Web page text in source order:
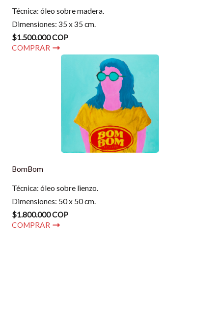
Técnica: óleo sobre madera.
Dimensiones: 35 x 35 cm.
$1.500.000 COP
COMPRAR
BomBom
Técnica: óleo sobre lienzo.
Dimensiones: 50 x 50 cm.
$1.800.000 COP
COMPRAR